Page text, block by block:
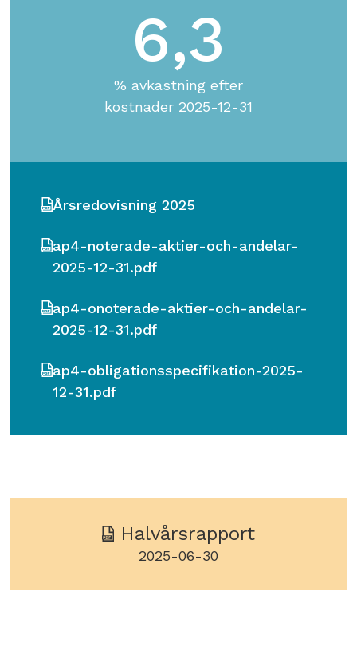
6,3
% avkastning efter
kostnader 2025-12-31
Årsredovisning 2025
ap4-noterade-aktier-och-andelar-
2025-12-31.pdf
ap4-onoterade-aktier-och-andelar-
2025-12-31.pdf
ap4-obligationsspecifikation-2025-
12-31.pdf
Halvårsrapport
2025-06-30